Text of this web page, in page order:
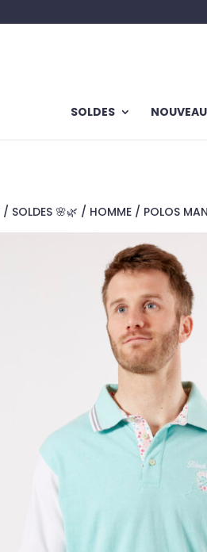
SOLDES
/ SOLDES 🌸🌿 / HOMME / POLOS